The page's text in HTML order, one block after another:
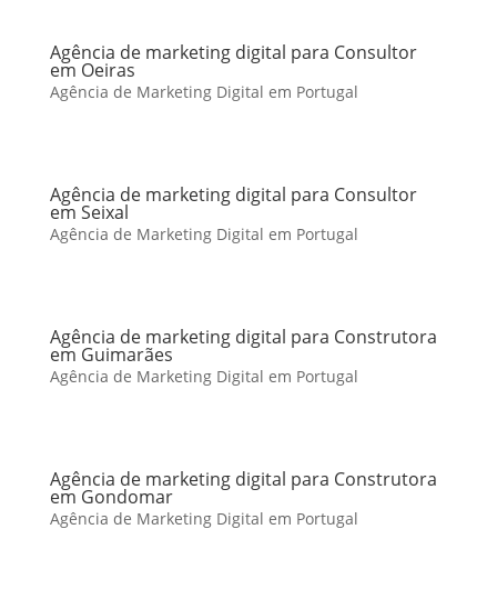
Agência de marketing digital para Consultor
em Oeiras
Agência de Marketing Digital em Portugal
Agência de marketing digital para Consultor
em Seixal
Agência de Marketing Digital em Portugal
Agência de marketing digital para Construtora
em Guimarães
Agência de Marketing Digital em Portugal
Agência de marketing digital para Construtora
em Gondomar
Agência de Marketing Digital em Portugal